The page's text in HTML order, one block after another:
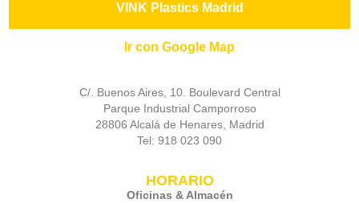
VINK Plastics Madrid
Ir con Google Map
C/. Buenos Aires, 10. Boulevard Central
Parque Industrial Camporroso
28806 Alcalá de Henares, Madrid
Tel: 918 023 090
HORARIO
Oficinas & Almacén